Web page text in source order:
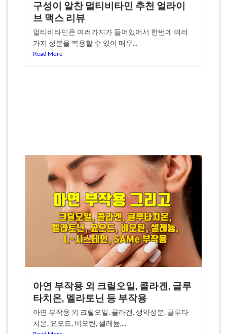
구성이 알찬 멀티비타민 추천 얼라이
브 맥스 리뷰
멀티비타민은 여러가지가 들어있어서 한번에 여러
가지 성분을 복용할 수 있어 매우...
Read More
아연 부작용 외 크릴오일, 콜라겐, 글루
타치온, 멜라토닌 등 부작용
아연 부작용 외 크릴오일, 콜라겐, 생약성분, 글루타
치온, 요오드, 비오틴, 셀레늄,...